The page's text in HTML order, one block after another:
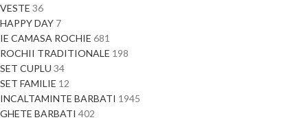
VESTE 36
HAPPY DAY 7
IE CAMASA ROCHIE 681
ROCHII TRADITIONALE 198
SET CUPLU 34
SET FAMILIE 12
INCALTAMINTE BARBATI 1945
GHETE BARBATI 402